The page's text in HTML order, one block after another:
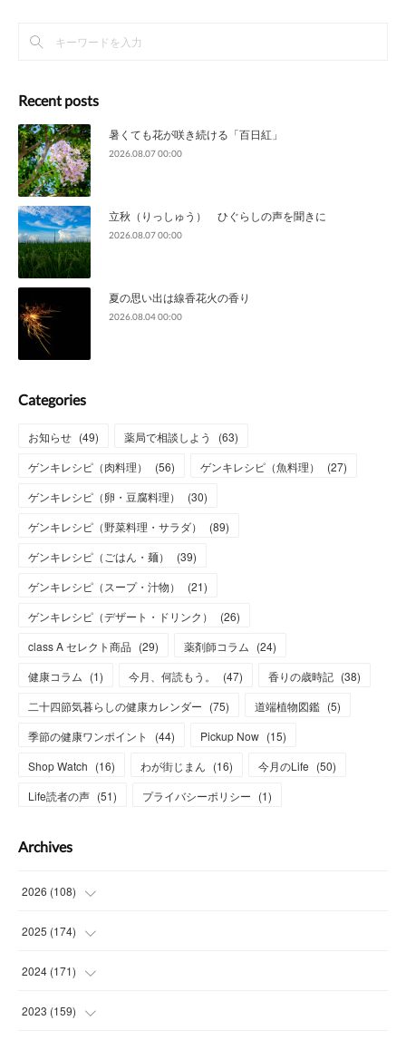
Recent posts
暑くても花が咲き続ける「百日紅」
2026.08.07 00:00
立秋（りっしゅう） ひぐらしの声を聞きに
2026.08.07 00:00
夏の思い出は線香花火の香り
2026.08.04 00:00
Categories
お知らせ (49) 薬局で相談しよう (63)
ゲンキレシピ（肉料理）
(56) ゲンキレシピ（魚料理） (27)
ゲンキレシピ（卵・豆腐料理）
(30)
ゲンキレシピ（野菜料理・サラダ）
(89)
ゲンキレシピ（ごはん・麺）
(39)
ゲンキレシピ（スープ・汁物）
(21)
ゲンキレシピ（デザート・ドリンク）
(26)
class A セレクト商品 (29) 薬剤師コラム (24)
健康コラム (1) 今月、何読もう。 (47) 香りの歳時記 (38)
二十四節気暮らしの健康カレンダー (75) 道端植物図鑑 (5)
季節の健康ワンポイント
(44) Pickup Now (15)
Shop Watch (16) わが街じまん (16) 今月のLife (50)
Life読者の声 (51) プライバシーポリシー (1)
Archives
2026 (108)
(6)
(15
(15
2025 (174)
(14
(14
2024 (171)
(13
2023 (159)